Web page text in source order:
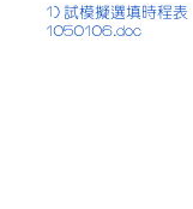
1) 試模擬選填時程表
1050106.doc